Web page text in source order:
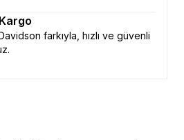
farkıyla, hızlı ve güvenli